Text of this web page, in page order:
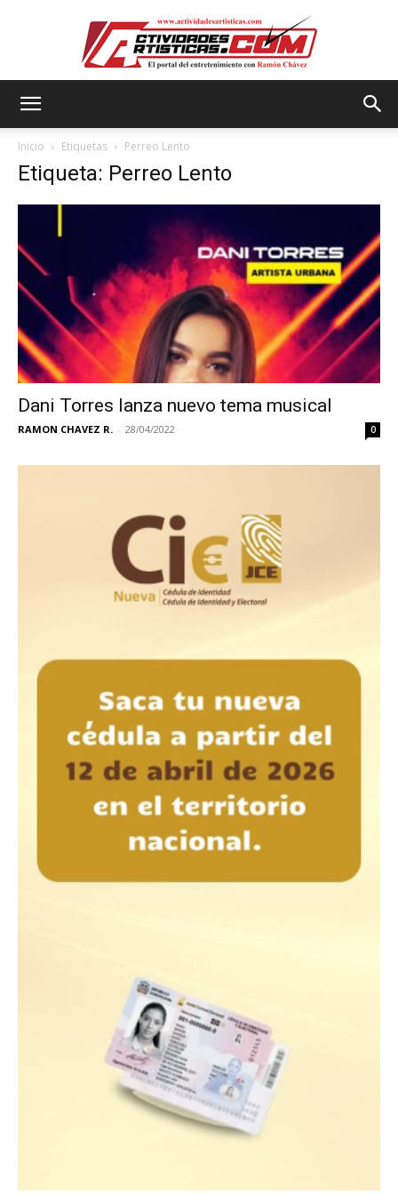
Inicio Etiquetas Perreo Lento
Etiqueta: Perreo Lento
Dani Torres lanza nuevo tema musical
RAMON CHAVEZ R. - 28/04/2022 0